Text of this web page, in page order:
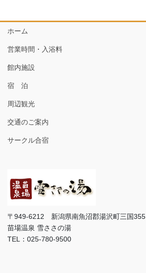
ホーム
営業時間・入浴料
館内施設
宿 泊
周辺観光
交通のご案内
サークル合宿
〒949-6212 新潟県南魚沼郡湯沢町三国355
苗場温泉 雪ささの湯
TEL：025-780-9500